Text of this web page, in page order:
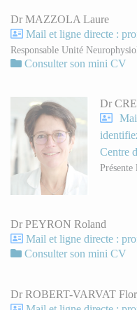
Dr MAZZOLA Laure
Mail et ligne directe :
Responsable Unité
Consulter son mini CV
Dr
Centre
Présente
Dr PEYRON Roland
Mail et ligne directe :
Consulter son mini CV
Dr ROBERT-VARVAT